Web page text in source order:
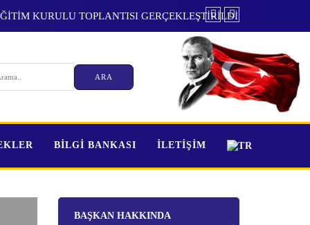
SİGORTASI'NDA DEĞİŞİKLİK
BİLGİ BANKASI İLETİŞİM
BAŞKAN HAKKINDA